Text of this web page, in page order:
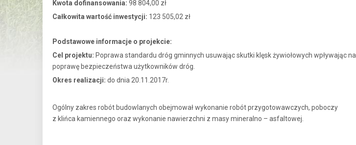
Kwota dofinansowania: 98 804,00 zł
Całkowita wartość inwestycji: 123 505,02 zł
Podstawowe informacje o projekcie:
Cel projektu: Poprawa standardu dróg gminnych usuwając skutki klęsk żywiołowych wpływając na
poprawę bezpieczeństwa użytkowników dróg.
Okres realizacji: do dnia 20.11.2017r.
Ogólny zakres robót budowlanych obejmował wykonanie robót przygotowawczych, poboczy
z klińca kamiennego oraz wykonanie nawierzchni z masy mineralno – asfaltowej.